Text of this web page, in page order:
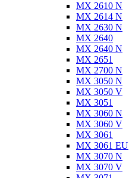
MX 2610 N
MX 2614 N
MX 2630 N
MX 2640
MX 2640 N
MX 2651
MX 2700 N
MX 3050 N
MX 3050 V
MX 3051
MX 3060 N
MX 3060 V
MX 3061
MX 3061 EU
MX 3070 N
MX 3070 V